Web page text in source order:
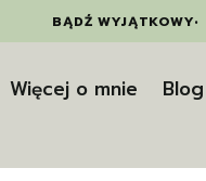
BĄDŹ WYJĄTKOWY•
Więcej o mnie Blog